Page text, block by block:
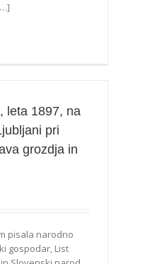
leta 1897, na
pri
grozdja in
pisala narodno
gospodar, List